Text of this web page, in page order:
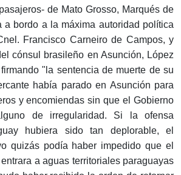
de Mato Grosso, Marqués de
a bordo a la máxima autoridad política
Francisco Carneiro de Campos, y
cónsul brasileño en Asunción, López
"la sentencia de muerte de su
había parado en Asunción para
y encomiendas sin que el Gobierno
de irregularidad. Si la ofensa
hubiera sido tan deplorable, el
quizás podía haber impedido que el
a aguas territoriales paraguayas